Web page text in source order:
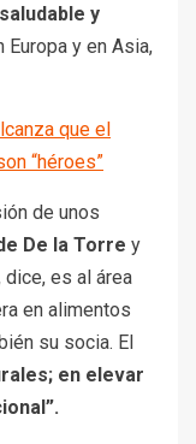
saludable y
y en Asia,
que el
“héroes”
de unos
De la Torre y
dice, es al área
en alimentos
su socia. El
en elevar